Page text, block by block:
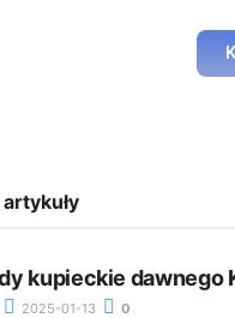
kupieckie dawnego
2025-01-13 0